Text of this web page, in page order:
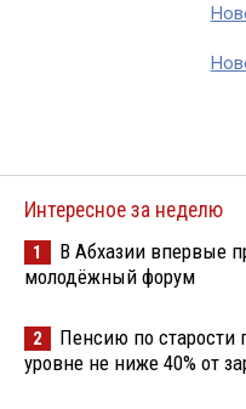
Интересное за неделю
1
В Абхазии впервые
молодёжный форум
2
Пенсию по старости
уровне не ниже 40% от